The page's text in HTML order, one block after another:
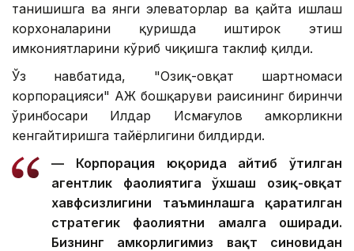
танишишга ва янги элеваторлар ва қайта ишлаш
корхоналарини қуришда иштирок этиш
имкониятларини кўриб чиқишга таклиф қилди.
Ўз навбатида, "Озиқ-овқат шартномаси
корпорацияси" АЖ бошқаруви раисининг биринчи
ўринбосари Илдар Исмағулов ҳамкорликни
кенгайтиришга тайёрлигини билдирди.
— Корпорация юқорида айтиб ўтилган
агентлик фаолиятига ўхшаш озиқ-овқат
хавфсизлигини таъминлашга қаратилган
стратегик фаолиятни амалга оширади.
Бизнинг ҳамкорлигимиз вақт синовидан